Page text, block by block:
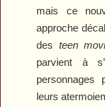
mais ce
approche
des teen
parvient à
personnages
leurs